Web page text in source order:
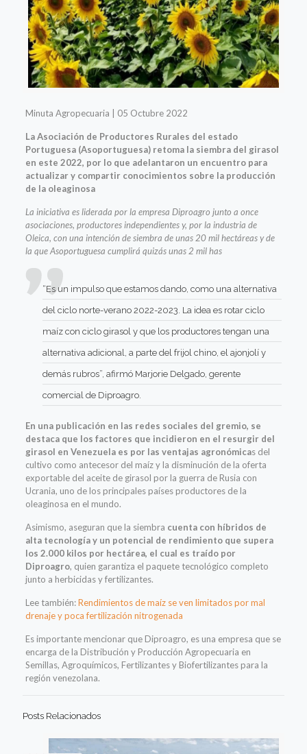
Minuta Agropecuaria | 05 Octubre 2022
La Asociación de Productores Rurales del estado
Portuguesa (Asoportuguesa) retoma la siembra del girasol
en este 2022, por lo que adelantaron un encuentro para
actualizar y compartir conocimientos sobre la producción
de la oleaginosa
La iniciativa es liderada por la empresa Diproagro junto a once
asociaciones, productores independientes y, por la industria de
Oleica, con una intención de siembra de unas 20 mil hectáreas y de
la que Asoportuguesa cumplirá quizás unas 2 mil has
“Es un impulso que estamos dando, como una alternativa
del ciclo norte-verano 2022-2023. La idea es rotar ciclo
maíz con ciclo girasol y que los productores tengan una
alternativa adicional, a parte del frijol chino, el ajonjolí y
demás rubros”, afirmó Marjorie Delgado, gerente
comercial de Diproagro.
En una publicación en las redes sociales del gremio, se
destaca que los factores que incidieron en el resurgir del
girasol en Venezuela es por las ventajas agronómicas del
cultivo como antecesor del maíz y la disminución de la oferta
exportable del aceite de girasol por la guerra de Rusia con
Ucrania, uno de los principales países productores de la
oleaginosa en el mundo.
Asimismo, aseguran que la siembra cuenta con híbridos de
alta tecnología y un potencial de rendimiento que supera
los 2.000 kilos por hectárea, el cual es traído por
Diproagro, quien garantiza el paquete tecnológico completo
junto a herbicidas y fertilizantes.
Lee también:Rendimientos de maíz se ven limitados por mal
drenaje y poca fertilización nitrogenada
Es importante mencionar que Diproagro, es una empresa que se
encarga de la Distribución y Producción Agropecuaria en
Semillas, Agroquímicos, Fertilizantes y Biofertilizantes para la
región venezolana.
Posts Relacionados